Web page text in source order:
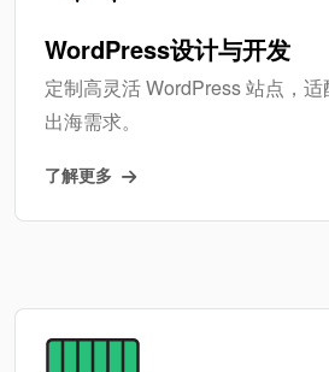
WordPress设计与开发
定制高灵活 WordPress 站点，
出海需求。
了解更多